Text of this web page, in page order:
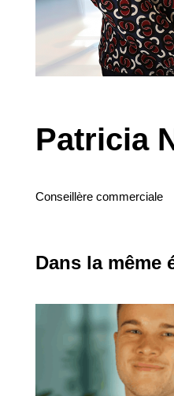
Patricia
Conseillère commerciale
Dans la même